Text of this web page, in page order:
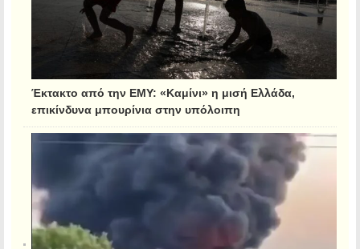
Έκτακτο από την ΕΜΥ: «Καμίνι» η μισή Ελλάδα,
επικίνδυνα μπουρίνια στην υπόλοιπη